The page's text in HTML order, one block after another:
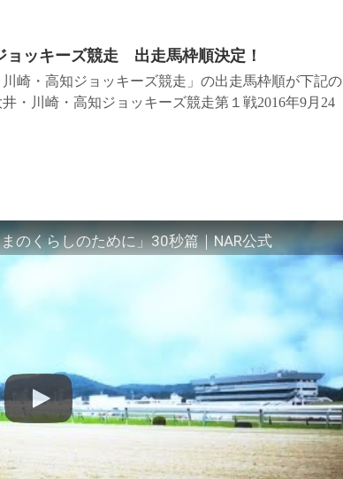
ョッキーズ競走 出走馬枠順決定！
崎・高知ジョッキーズ競走」の出走馬枠順が下記の
・川崎・高知ジョッキーズ競走第１戦2016年9月24
のくらしのために」30秒篇｜NAR公式